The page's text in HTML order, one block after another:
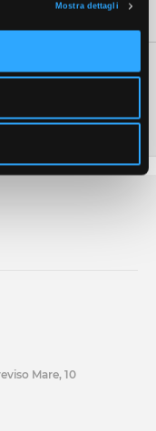
Mostra dettagli
Mare, 10